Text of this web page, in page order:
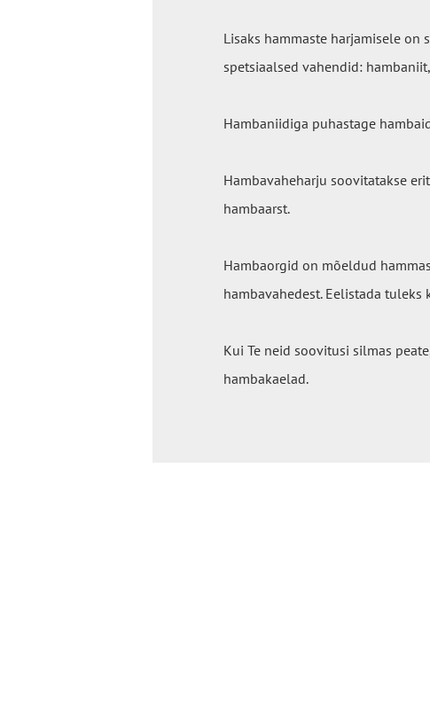
Lisaks hammaste harjamisele on
spetsiaalsed vahendid:
Hambaniidiga puhastage
Hambavaheharju soovitatakse
hambaarst.
Hambaorgid on mõeldud
hambavahedest. Eelistada
Kui Te neid soovitusi silmas
hambakaelad.